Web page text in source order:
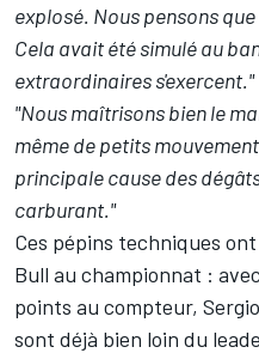
explosé. Nous pensons
Cela avait été simulé au
extraordinaires s'exercent."
"Nous maîtrisons bien le
même de petits
principale cause des
carburant."
Ces pépins techniques
Bull au championnat :
points au compteur,
sont déjà bien loin du